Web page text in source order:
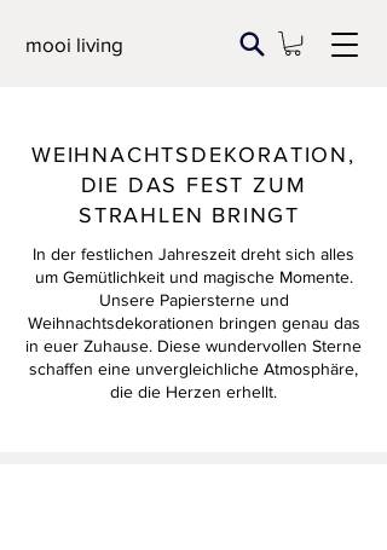
mooi living
WEIHNACHTSDEKORATION,
DIE DAS FEST ZUM
STRAHLEN BRINGT
In der festlichen Jahreszeit dreht sich alles
um Gemütlichkeit und magische Momente.
Unsere Papiersterne und
Weihnachtsdekorationen bringen genau das
in euer Zuhause. Diese wundervollen Sterne
schaffen eine unvergleichliche Atmosphäre,
die die Herzen erhellt.